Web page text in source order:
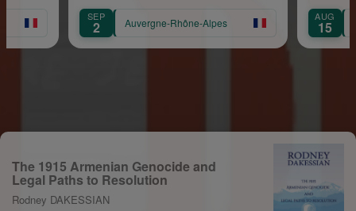
Auvergne-Rhône-Alpes 15 Auvergne-Rhône-Alpes
The 1915 Armenian Genocide and
Legal Paths to Resolution
Rodney DAKESSIAN